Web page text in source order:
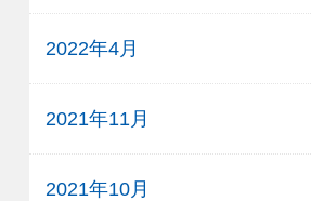
2022年4月
2021年11月
2021年10月